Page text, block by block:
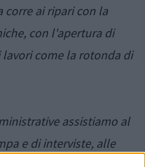
ai ripari con la
con l'apertura di
come la rotonda di
assistiamo al
e di interviste, alle